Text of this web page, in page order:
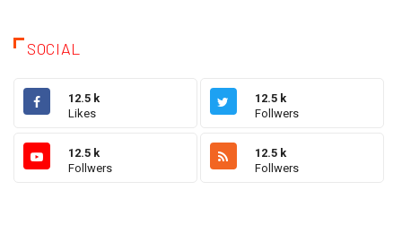
SOCIAL
12.5 k
Likes
12.5 k
Follwers
12.5 k
Follwers
12.5 k
Follwers